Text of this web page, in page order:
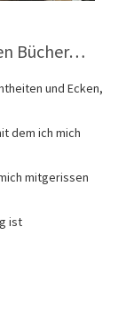
Bücher…
und Ecken,
dem ich mich
mitgerissen
ist